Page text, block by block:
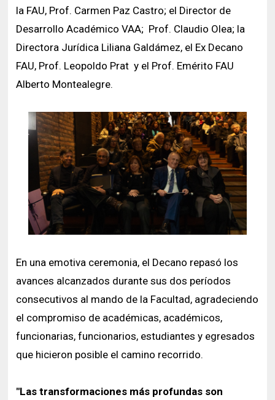
la FAU, Prof. Carmen Paz Castro; el Director de
Desarrollo Académico VAA; Prof. Claudio Olea; la
Directora Jurídica Liliana Galdámez, el Ex Decano
FAU, Prof. Leopoldo Prat y el Prof. Emérito FAU
Alberto Montealegre.
En una emotiva ceremonia, el Decano repasó los
avances alcanzados durante sus dos períodos
consecutivos al mando de la Facultad, agradeciendo
el compromiso de académicas, académicos,
funcionarias, funcionarios, estudiantes y egresados
que hicieron posible el camino recorrido.
"Las transformaciones más profundas son